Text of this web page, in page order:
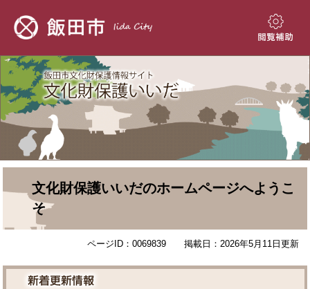
先
で
す。
を
ば
て
へ
閲
文化財保護いいだのホームページへようこ
そ
ページID：0069839 掲載日：2026年5月11日更新